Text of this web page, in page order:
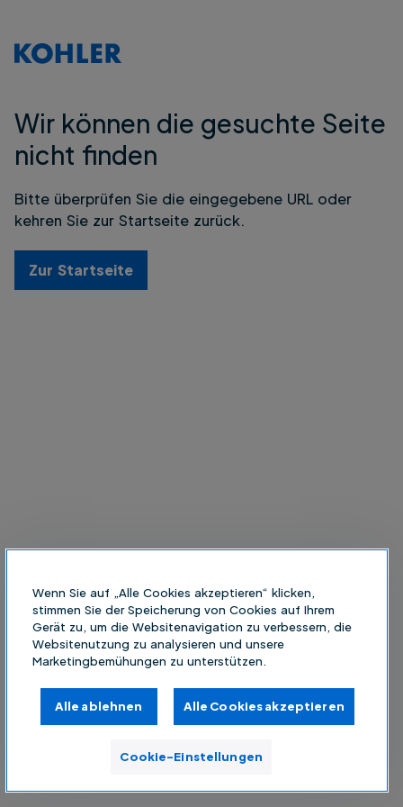
Wir können die gesuchte Seite
nicht finden
Bitte überprüfen Sie die eingegebene URL oder
kehren Sie zur Startseite zurück.
Zur Startseite
Wenn Sie auf „Alle Cookies akzeptieren“ klicken,
stimmen Sie der Speicherung von Cookies auf Ihrem
Gerät zu, um die Websitenavigation zu verbessern, die
Websitenutzung zu analysieren und unsere
Marketingbemühungen zu unterstützen.
Alle ablehnen Alle Cookies akzeptieren
Cookie-Einstellungen